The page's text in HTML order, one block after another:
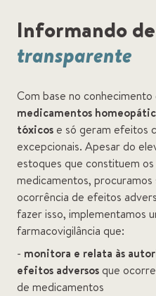
Informando
transparente
Com base no
medicamentos
tóxicos e só geram efeitos
excepcionais. Apesar do
estoques que constituem
medicamentos,
ocorrência de efeitos
fazer isso, implementamos
farmacovigilância que:
- monitora e relata às
efeitos adversos que
de medicamentos